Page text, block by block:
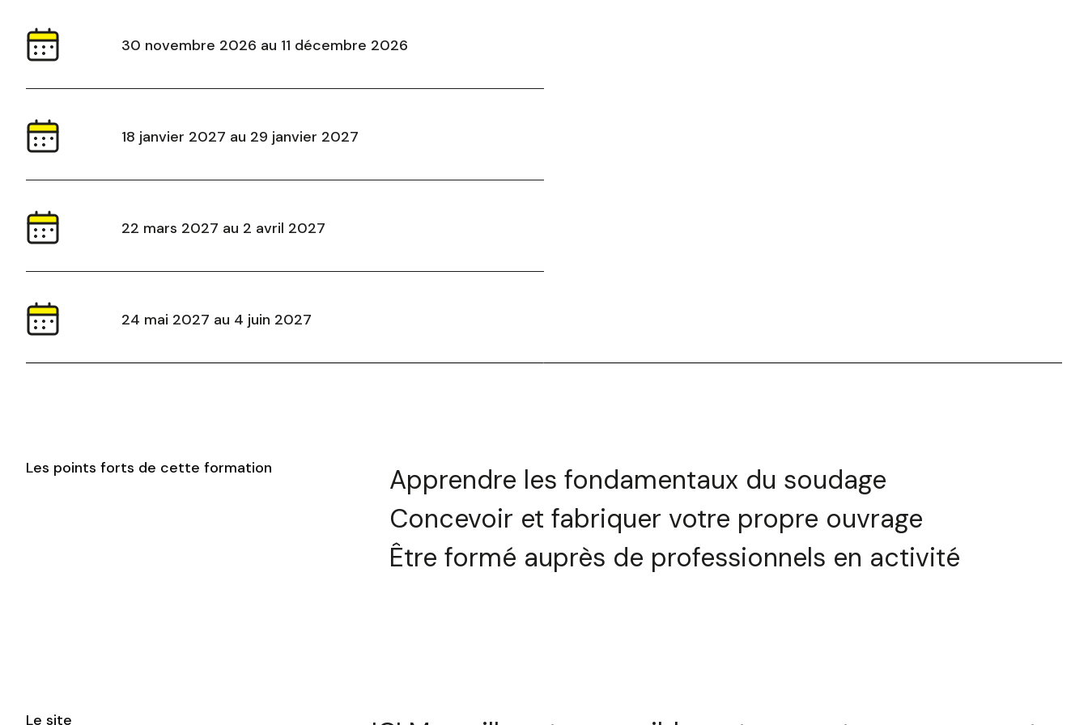
30 novembre 2026 au 11 décembre 2026
18 janvier 2027 au 29 janvier 2027
22 mars 2027 au 2 avril 2027
24 mai 2027 au 4 juin 2027
Les points forts de cette formation
Apprendre les fondamentaux du soudage
Concevoir et fabriquer votre propre ouvrage
Être formé auprès de professionnels en activité
Le site